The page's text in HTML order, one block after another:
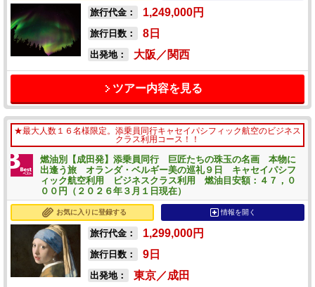
旅行代金： 1,249,000円
旅行日数： 8 日
出発地： 大阪／関西
ツアー内容を見る
★最大人数１６名様限定。添乗員同行キャセイパシフィック航空のビジネス
クラス利用コース！！
燃油別【成田発】添乗員同行 巨匠たちの珠玉の名画 本物に
出逢う旅 オランダ・ベルギー美の巡礼９日 キャセイパシフ
ィック航空利用 ビジネスクラス利用 燃油目安額：４７，０
００円（２０２６年３月１日現在）
お気に入りに登録する 情報を開く
旅行代金： 1,299,000円
旅行日数： 9 日
出発地： 東京／成田